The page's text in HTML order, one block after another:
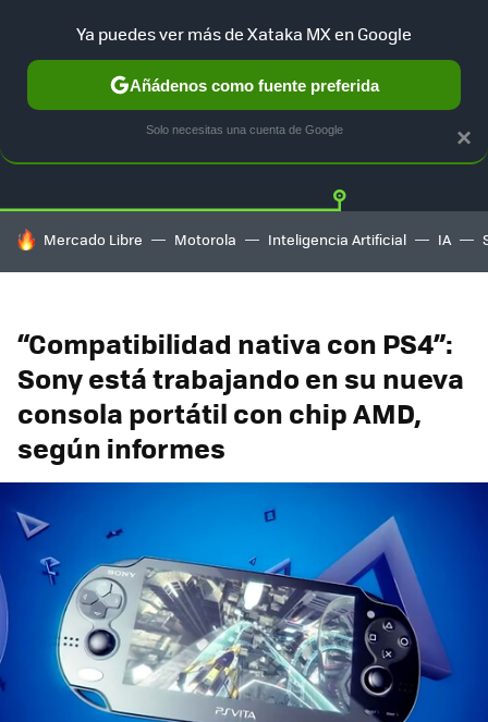
Twitter
HOY SE HABLA DE
Mercado Libre Motorola Inteligencia Artificial IA
“Compatibilidad nativa con PS4”:
Sony está trabajando en su nueva
consola portátil con chip AMD,
según informes
×
Ya puedes ver más de Xataka MX en Google
Añádenos como fuente preferida
Solo necesitas una cuenta de Google